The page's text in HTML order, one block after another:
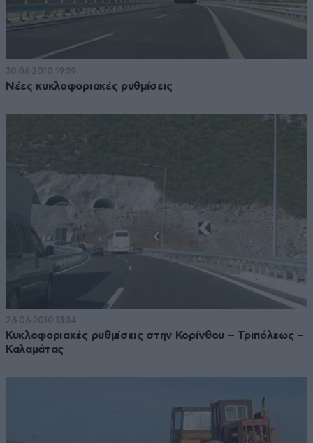
30·06·2010 19:39
Νέες κυκλοφοριακές ρυθμίσεις
28·06·2010 13:34
Κυκλοφοριακές ρυθμίσεις στην Κορίνθου – Τριπόλεως –
Καλαμάτας